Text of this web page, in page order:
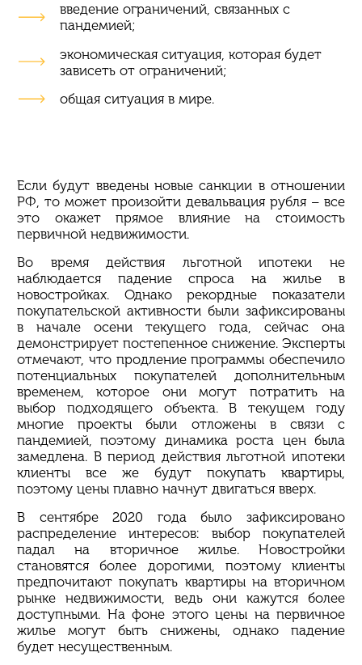
введение ограничений, связанных с
пандемией;
экономическая ситуация, которая будет
зависеть от ограничений;
общая ситуация в мире.
Если будут введены новые санкции в отношении
РФ, то может произойти девальвация рубля – все
это окажет прямое влияние на стоимость
первичной недвижимости.
Во время действия льготной ипотеки не
наблюдается падение спроса на жилье в
новостройках. Однако рекордные показатели
покупательской активности были зафиксированы
в начале осени текущего года, сейчас она
демонстрирует постепенное снижение. Эксперты
отмечают, что продление программы обеспечило
потенциальных покупателей дополнительным
временем, которое они могут потратить на
выбор подходящего объекта. В текущем году
многие проекты были отложены в связи с
пандемией, поэтому динамика роста цен была
замедлена. В период действия льготной ипотеки
клиенты все же будут покупать квартиры,
поэтому цены плавно начнут двигаться вверх.
В сентябре 2020 года было зафиксировано
распределение интересов: выбор покупателей
падал на вторичное жилье. Новостройки
становятся более дорогими, поэтому клиенты
предпочитают покупать квартиры на вторичном
рынке недвижимости, ведь они кажутся более
доступными. На фоне этого цены на первичное
жилье могут быть снижены, однако падение
будет несущественным.